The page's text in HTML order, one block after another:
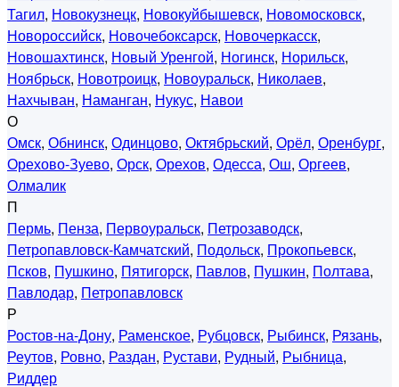
Тагил, Новокузнецк, Новокуйбышевск, Новомосковск,
Новороссийск, Новочебоксарск, Новочеркасск,
Новошахтинск, Новый Уренгой, Ногинск, Норильск,
Ноябрьск, Новотроицк, Новоуральск, Николаев,
Нахчыван, Наманган, Нукус, Навои
О
Омск, Обнинск, Одинцово, Октябрьский, Орёл, Оренбург,
Орехово-Зуево, Орск, Орехов, Одесса, Ош, Оргеев,
Олмалик
П
Пермь, Пенза, Первоуральск, Петрозаводск,
Петропавловск-Камчатский, Подольск, Прокопьевск,
Псков, Пушкино, Пятигорск, Павлов, Пушкин, Полтава,
Павлодар, Петропавловск
Р
Ростов-на-Дону, Раменское, Рубцовск, Рыбинск, Рязань,
Реутов, Ровно, Раздан, Рустави, Рудный, Рыбница,
Риддер